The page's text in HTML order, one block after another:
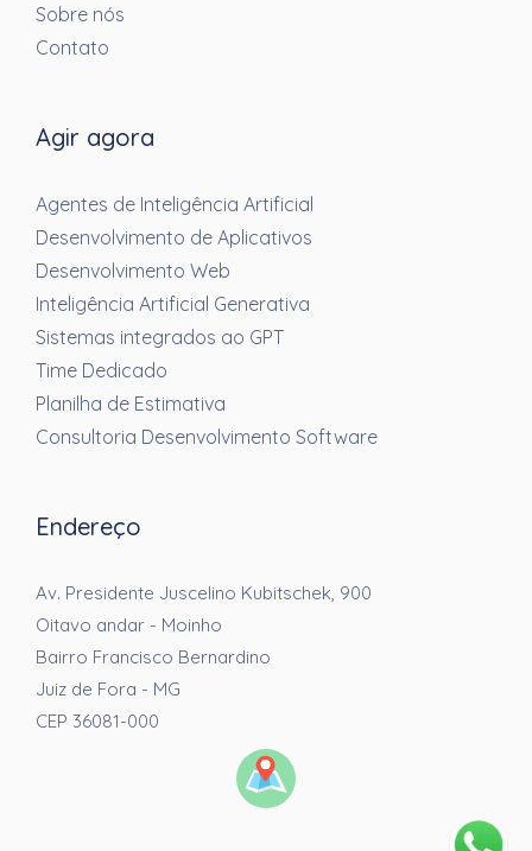
Sobre nós
Contato
Agir agora
Agentes de Inteligência Artificial
Desenvolvimento de Aplicativos
Desenvolvimento Web
Inteligência Artificial Generativa
Sistemas integrados ao GPT
Time Dedicado
Planilha de Estimativa
Consultoria Desenvolvimento Software
Endereço
Av. Presidente Juscelino Kubitschek, 900
Oitavo andar - Moinho
Bairro Francisco Bernardino
Juiz de Fora - MG
CEP 36081-000